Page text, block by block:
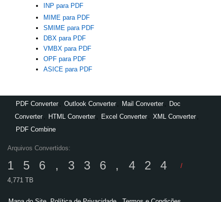
INP para PDF
MIME para PDF
SMIME para PDF
DBX para PDF
VMBX para PDF
OPF para PDF
ASICE para PDF
PDF Converter Outlook Converter Mail Converter
Doc
Converter
HTML Converter Excel Converter XML Converter
PDF Combine
Arquivos Convertidos:
156,336,424
/
4,771 TB